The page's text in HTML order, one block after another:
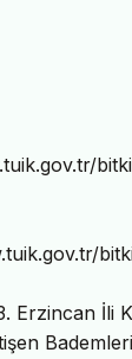
Erzincan İli